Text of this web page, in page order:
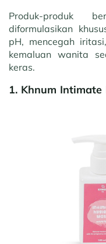
Produk-produk
diformulasikan
pH, mencegah
kemaluan wanita
keras.
1. Khnum